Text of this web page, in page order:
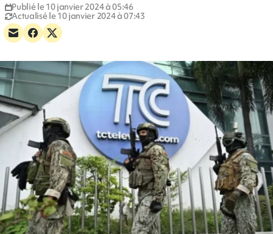
Publié le 10 janvier 2024 à 05:46
Actualisé le 10 janvier 2024 à 07:43